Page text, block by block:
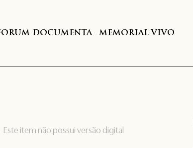
DOCUMENTA MEMORIAL VIVO
Este item não possui versão digital